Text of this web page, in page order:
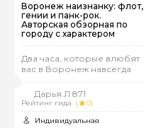
Воронеж наизнанку: флот,
гении и панк-рок.
Авторская обзорная по
городу с характером
Два часа, которые влюбят
вас в Воронеж навсегда
Дарья.Л 871
Рейтинг гида (
0)
Индивидуальная